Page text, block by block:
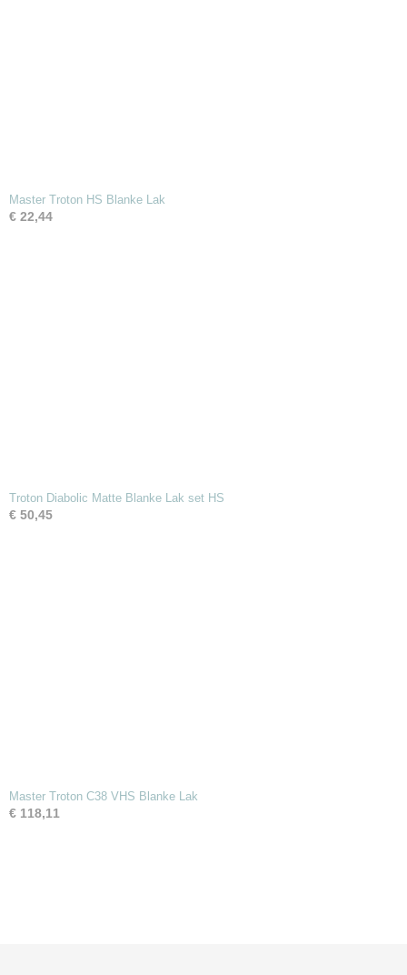
Master Troton HS Blanke Lak
€ 22,44
Troton Diabolic Matte Blanke Lak set HS
€ 50,45
Master Troton C38 VHS Blanke Lak
€ 118,11